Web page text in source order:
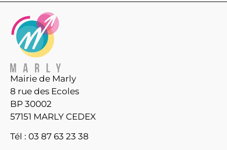
Mairie de Marly
8 rue des Ecoles
BP 30002
57151 MARLY CEDEX
Tél : 03 87 63 23 38